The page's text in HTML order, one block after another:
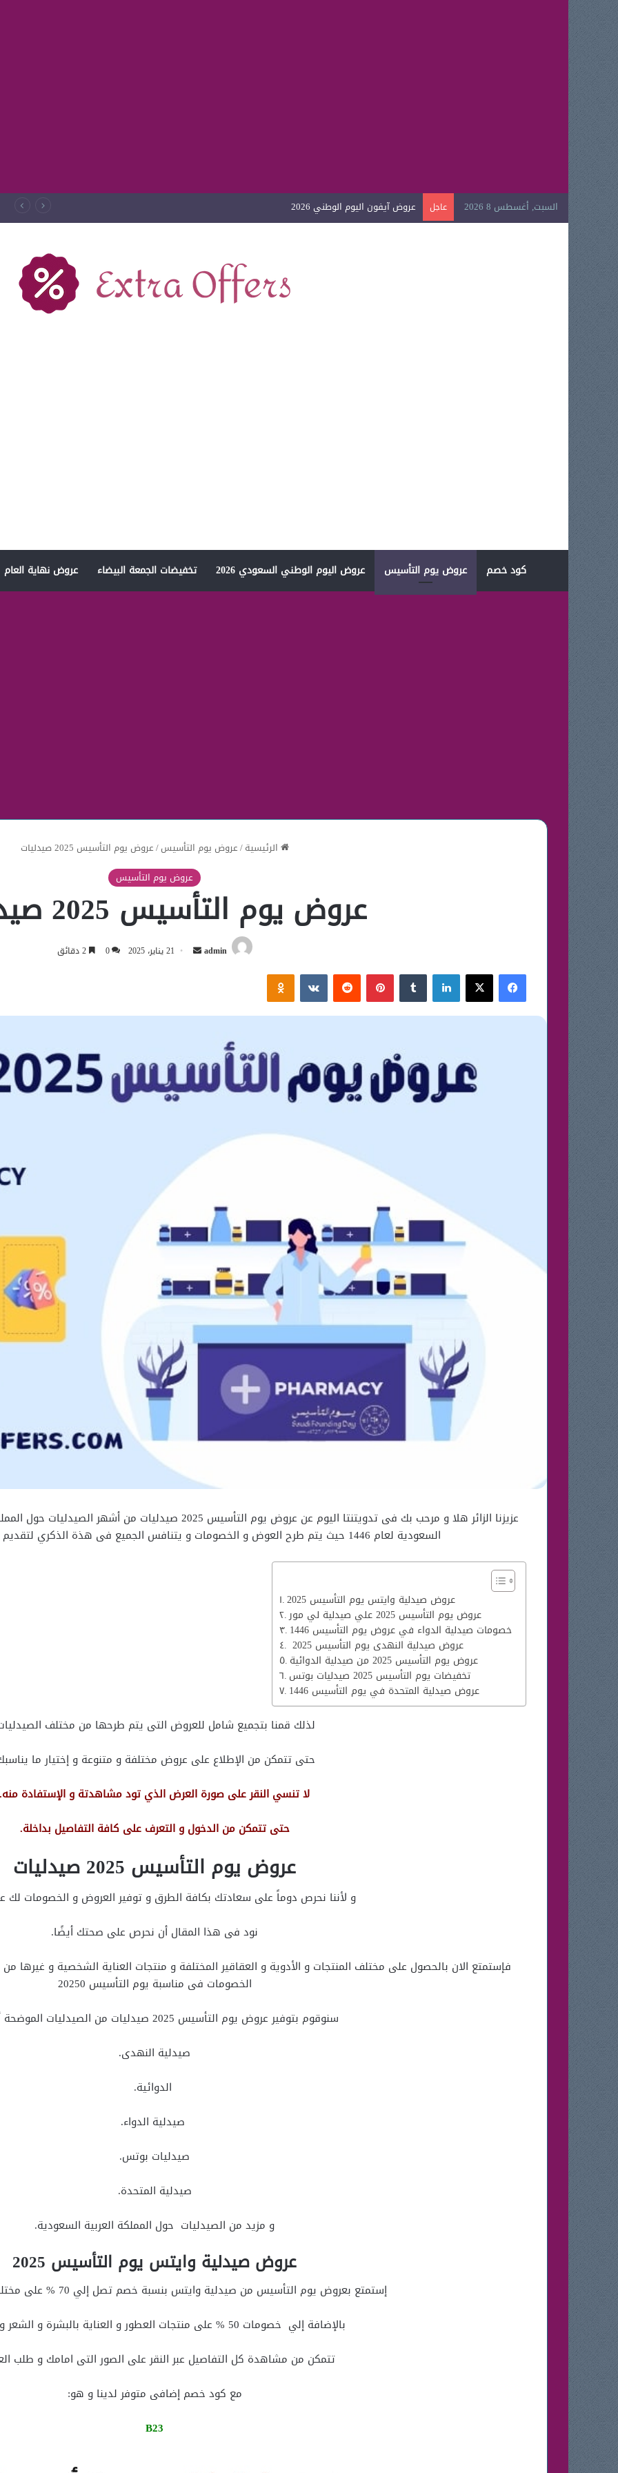
السبت, أغسطس 8 2026 عاجل عروض آيفون اليوم الوطني 2026
كود خصم عروض يوم التأسيس عروض اليوم الوطني السعودي 2026 تخفيضات الجمعة البيضاء عروض نهاية العام
الرئيسية/عروض يوم التأسيس/عروض يوم التأسيس 2025 صيدليات
عروض يوم التأسيس
عروض يوم التأسيس 2025 صيدليات
admin
أرسل 21 يناير، 2025 0 2 دقائق
فيسبوك‫X لينكدإن بينتيريست Odnoklassniki
عزيزنا الزائر هلا و مرحب بك فى تدويتنتا اليوم عن عروض يوم التأسيس
السعودية لعام 1446 حيث يتم طرح العوض و الخصومات و يتنافس الجميع فى هذة الذكري لتقديم الأفضل من أجل شعبه الحبيب.
عروض صيدلية وايتس يوم التأسيس 2025
عروض يوم التأسيس 2025 علي صيدلية لي مور
خصومات صيدلية الدواء في عروض يوم التأسيس 1446
عروض صيدلية النهدى يوم التأسيس 2025
عروض يوم التأسيس 2025 من صيدلية الدوائية
تخفيضات يوم التأسيس 2025 صيدليات بوتس
عروض صيدلية المتحدة في يوم التأسيس 1446
لذلك قمنا بتجميع شامل للعروض التى يتم طرحها من مختلف
حتى تتمكن من الإطلاع على عروض مختلفة و متنوعة و إختيار ما
لا تنسي النقر على صورة العرض الذي تود مشاهدتة و الإستفادة منه.
حتى تتمكن من الدخول و التعرف على كافة التفاصيل بداخلة.
عروض يوم التأسيس 2025 صيدليات
و لأننا نحرص دوماً على سعادتك بكافة الطرق و توفير العروض و الخصومات لك
نود فى هذا المقال أن نحرص على صحتك أيضًا.
فإستمتع الان بالحصول على مختلف المنتجات و الأدوية و العقاقير المختلفة و منتجات العناية الشخصية و
الخصومات فى مناسبة يوم التأسيس 20250
سنوقوم بتوفير عروض يوم التأسيس 2025 صيدليات من الصيدليات الموضحة أمامك:
صيدلية النهدى.
الدوائية.
صيدلية الدواء.
صيدليات بوتس.
صيدلية المتحدة.
و مزيد من الصيدليات حول المملكة العربية السعودية.
عروض صيدلية وايتس يوم التأسيس 2025
إستمتع بعروض يوم التأسيس من صيدلية وايتس بنسبة خصم تصل إلي 70 % على مختلف منتجات المتجر.
بالإضافة إلي خصومات 50 % على منتجات العطور و العناية بالبشرة و الشعر و الجسم.
تتمكن من مشاهدة كل التفاصيل عبر النقر على الصور التى امامك و طلب
مع كود خصم إضافى متوفر لدينا و هو:
B23